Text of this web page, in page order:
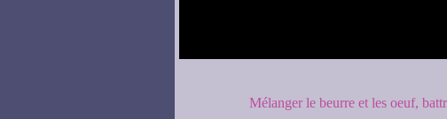
Mélanger le beurre et les oeuf,